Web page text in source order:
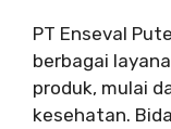
PT Enseval
berbagai
produk, mulai
kesehatan.